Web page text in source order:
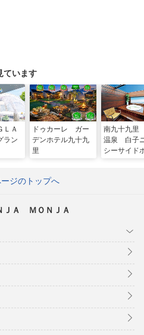
ています
Ａ
ラン
ドゥカーレ ガー
デンホテル九十九
里
南九十九
温泉 白子
シーサイド
ジのトップへ
ＪＡ ＭＯＮＪＡ